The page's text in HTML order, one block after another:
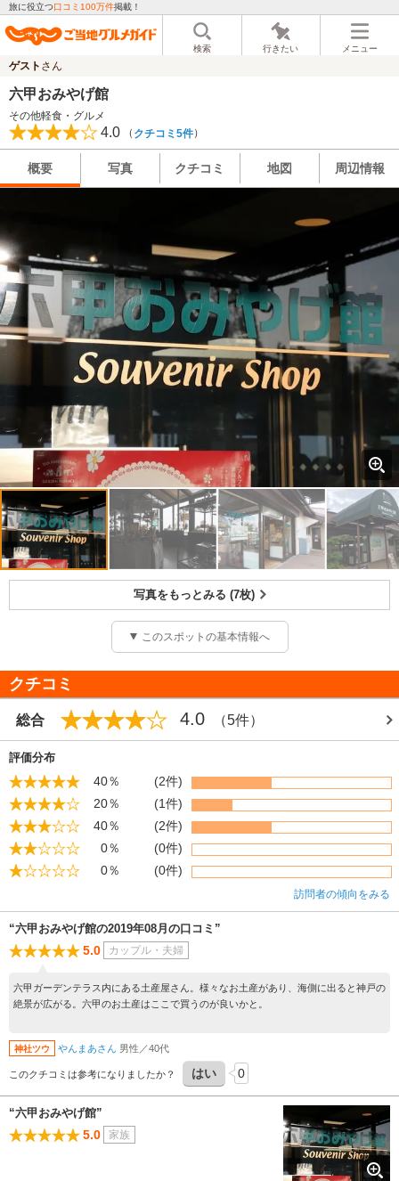
旅に役立つ口コミ100万件掲載！
検索 行きたい メニュー
ゲスト さん
六甲おみやげ館
その他軽食・グルメ
4.0 （ クチコミ5件）
概要 写真 クチコミ 地図 周辺情報
写真をもっとみる (7枚)
このスポットの基本情報へ
クチコミ
総合 4.0 （5件）
評価分布
40％
(2件)
20％
(1件)
40％
(2件)
0％
(0件)
0％
(0件)
訪問者の傾向をみる
“六甲おみやげ館の2019年08月の口コミ”
5.0 カップル・夫婦
六甲ガーデンテラス内にある土産屋さん。様々なお土産があり、海側に出ると神戸の
絶景が広がる。六甲のお土産はここで買うのが良いかと。
神社ツウ やんまあさん 男性／40代
このクチコミは参考になりましたか？ はい 0
“六甲おみやげ館”
5.0 家族